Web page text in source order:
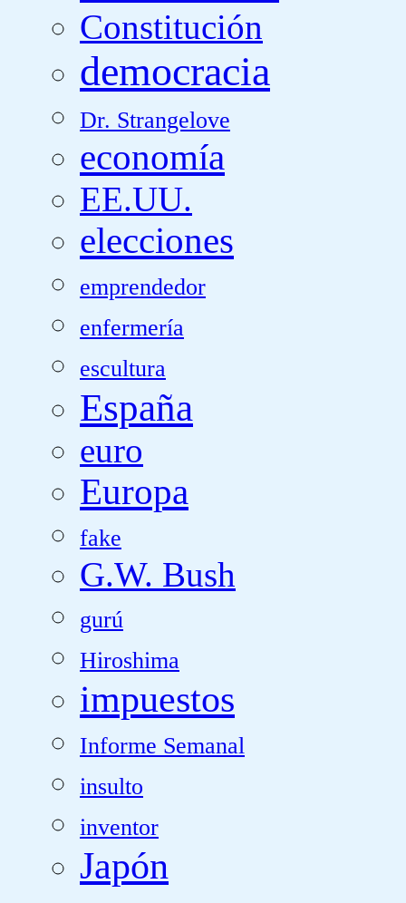
Constitución
democracia
Dr. Strangelove
economía
EE.UU.
elecciones
emprendedor
enfermería
escultura
España
euro
Europa
fake
G.W. Bush
gurú
Hiroshima
impuestos
Informe Semanal
insulto
inventor
Japón